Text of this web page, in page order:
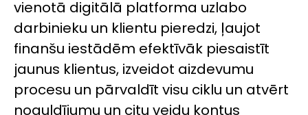
vienotā digitālā platforma uzlabo
darbinieku un klientu pieredzi, ļaujot
finanšu iestādēm efektīvāk piesaistīt
jaunus klientus, izveidot aizdevumu
procesu un pārvaldīt visu ciklu un atvērt
noguldījumu un citu veidu kontus